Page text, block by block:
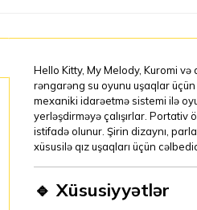
Hello Kitty, My Melody, Kuromi
rəngarəng su oyunu uşaqlar
mexaniki idarəetmə sistemi ilə
yerləşdirməyə çalışırlar. Portativ
istifadə olunur. Şirin dizaynı,
xüsusilə qız uşaqları üçün
🔹 Xüsusiyyətlər